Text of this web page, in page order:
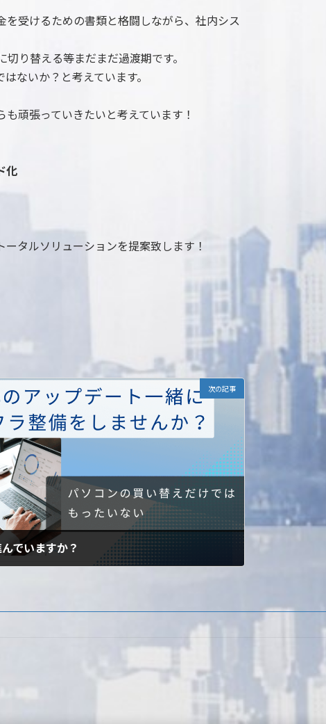
受けるための書類と格闘しながら、社内シス
り替える等まだまだ過渡期です。
ないか？と考えています。
頑張っていきたいと考えています！
化
タルソリューションを提案致します！
次の記事
でいますか？